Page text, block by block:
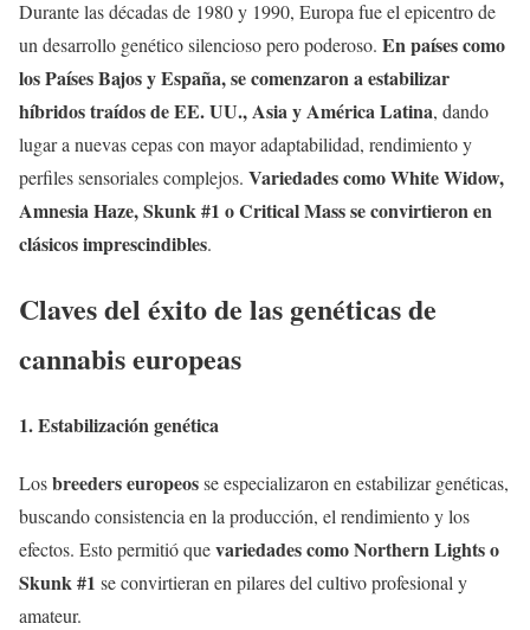
Durante las décadas de 1980 y 1990, Europa fue el epicentro de
un desarrollo genético silencioso pero poderoso. En países como
los Países Bajos y España, se comenzaron a estabilizar
híbridos traídos de EE. UU., Asia y América Latina, dando
lugar a nuevas cepas con mayor adaptabilidad, rendimiento y
perfiles sensoriales complejos. Variedades como White Widow,
Amnesia Haze, Skunk #1 o Critical Mass se convirtieron en
clásicos imprescindibles.
Claves del éxito de las genéticas de
cannabis europeas
1. Estabilización genética
Losbreeders europeosse especializaron en estabilizar genéticas,
buscando consistencia en la producción, el rendimiento y los
efectos. Esto permitió quevariedades como Northern Lights o
Skunk #1 se convirtieran en pilares del cultivo profesional y
amateur.